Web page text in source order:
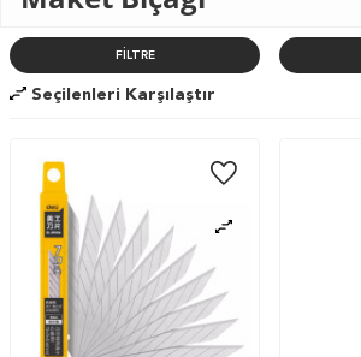
FILTRE
Seçilenleri Karşılaştır